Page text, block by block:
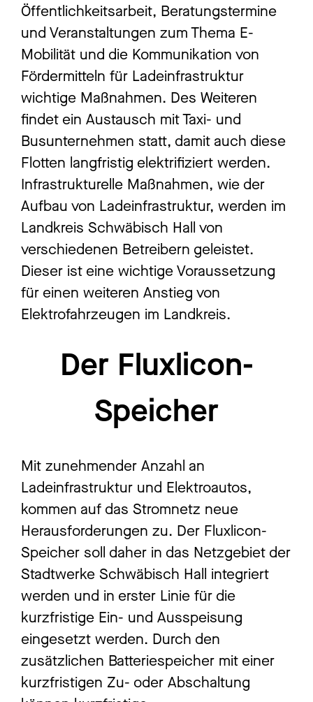
Öffentlichkeitsarbeit, Beratungstermine
und Veranstaltungen zum Thema E-
Mobilität und die Kommunikation von
Fördermitteln für Ladeinfrastruktur
wichtige Maßnahmen. Des Weiteren
findet ein Austausch mit Taxi- und
Busunternehmen statt, damit auch diese
Flotten langfristig elektrifiziert werden.
Infrastrukturelle Maßnahmen, wie der
Aufbau von Ladeinfrastruktur, werden im
Landkreis Schwäbisch Hall von
verschiedenen Betreibern geleistet.
Dieser ist eine wichtige Voraussetzung
für einen weiteren Anstieg von
Elektrofahrzeugen im Landkreis.
Der Fluxlicon-
Speicher
Mit zunehmender Anzahl an
Ladeinfrastruktur und Elektroautos,
kommen auf das Stromnetz neue
Herausforderungen zu. Der Fluxlicon-
Speicher soll daher in das Netzgebiet der
Stadtwerke Schwäbisch Hall integriert
werden und in erster Linie für die
kurzfristige Ein- und Ausspeisung
eingesetzt werden. Durch den
zusätzlichen Batteriespeicher mit einer
kurzfristigen Zu- oder Abschaltung